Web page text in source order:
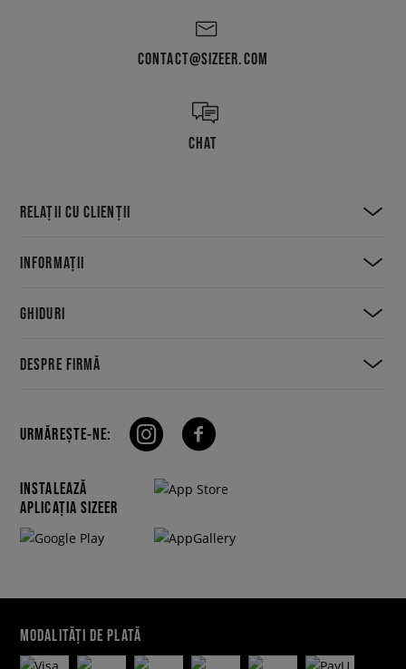
CONTACT@SIZEER.COM
CHAT
RELAȚII CU CLIENȚII
INFORMAȚII
GHIDURI
DESPRE FIRMĂ
URMĂREȘTE-NE:
INSTALEAZĂ
APLICAȚIA SIZEER
MODALITĂȚI DE PLATĂ